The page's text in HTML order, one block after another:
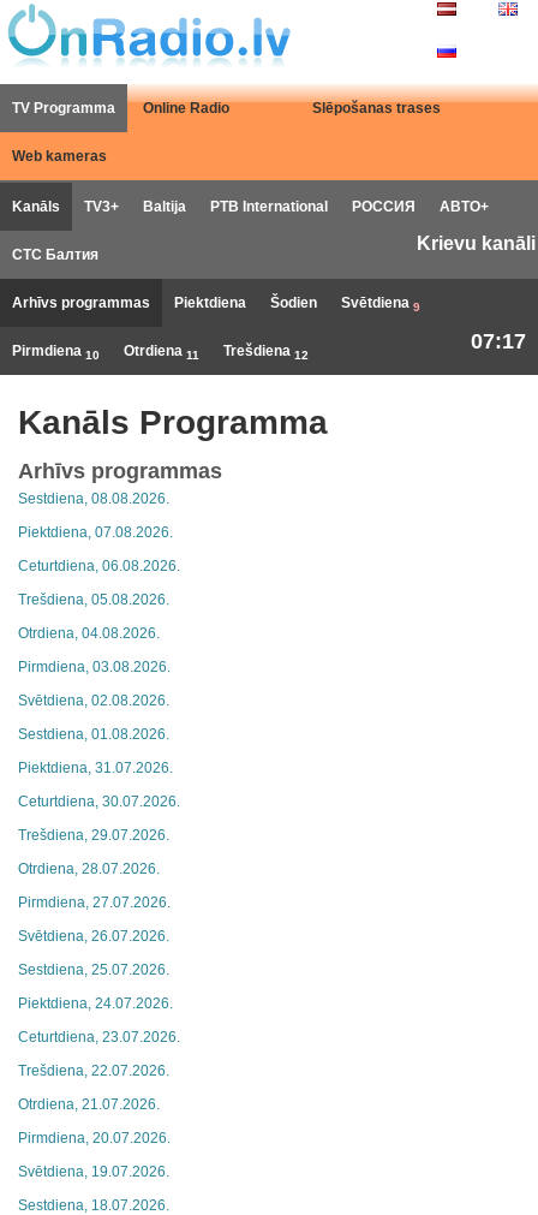
TV Programma Online Radio Slēpošanas trases
Web kameras
Kanāls TV3+ Baltija РТB International РОССИЯ АВТО+
СТС Балтия
Krievu kanāli
Arhīvs programmas Piektdiena Šodien Svētdiena 9
Pirmdiena 10 Otrdiena 11 Trešdiena 12
07:17
Kanāls Programma
Arhīvs programmas
Sestdiena, 08.08.2026.
Piektdiena, 07.08.2026.
Ceturtdiena, 06.08.2026.
Trešdiena, 05.08.2026.
Otrdiena, 04.08.2026.
Pirmdiena, 03.08.2026.
Svētdiena, 02.08.2026.
Sestdiena, 01.08.2026.
Piektdiena, 31.07.2026.
Ceturtdiena, 30.07.2026.
Trešdiena, 29.07.2026.
Otrdiena, 28.07.2026.
Pirmdiena, 27.07.2026.
Svētdiena, 26.07.2026.
Sestdiena, 25.07.2026.
Piektdiena, 24.07.2026.
Ceturtdiena, 23.07.2026.
Trešdiena, 22.07.2026.
Otrdiena, 21.07.2026.
Pirmdiena, 20.07.2026.
Svētdiena, 19.07.2026.
Sestdiena, 18.07.2026.